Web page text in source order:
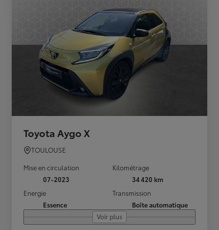
Toyota Aygo X
TOULOUSE
Mise en circulation
07-2023
Kilométrage
34 420 km
Energie
Essence
Transmission
Boîte automatique
Voir plus